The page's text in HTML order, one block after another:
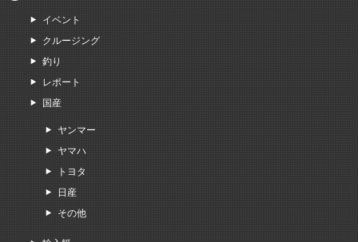
イベント
クルージング
釣り
レポート
国産
ヤンマー
ヤマハ
トヨタ
日産
その他